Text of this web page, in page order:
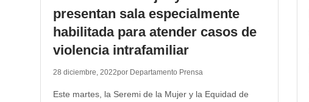
presentan sala especialmente
habilitada para atender casos de
violencia intrafamiliar
28 diciembre, 2022por Departamento Prensa
Este martes, la Seremi de la Mujer y la Equidad de